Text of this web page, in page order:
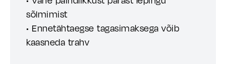
sõlmimist
• Ennetähtaegse tagasimaksega võib
kaasneda trahv